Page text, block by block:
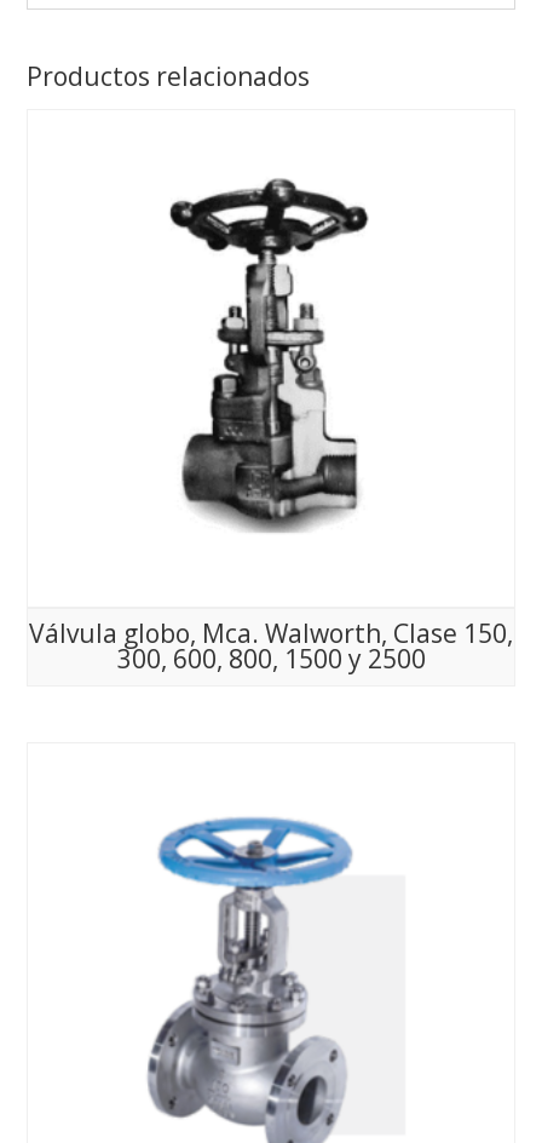
Productos relacionados
Válvula globo, Mca. Walworth, Clase 150,
300, 600, 800, 1500 y 2500